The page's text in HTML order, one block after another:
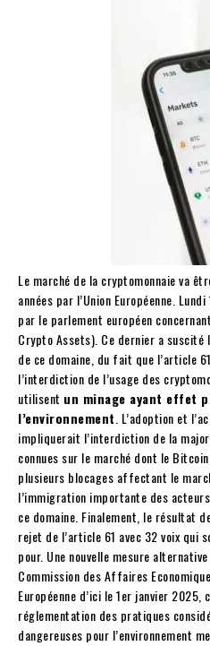
Le marché de la cryptomonnaie va
années par l’Union Européenne.
par le parlement européen
Crypto Assets). Ce dernier a
de ce domaine, du fait que l’article
l’interdiction de l’usage des
utilisent un minage ayant effet
l’environnement . L’adoption et
impliquerait l’interdiction de la
connues sur le marché dont le
plusieurs blocages affectant le
l’immigration importante des
ce domaine. Finalement, le résultat
rejet de l’article 61 avec 32 voix qui
pour. Une nouvelle mesure
Commission des Affaires
Européenne d’ici le 1er janvier
réglementation des pratiques
dangereuses pour l’environnement